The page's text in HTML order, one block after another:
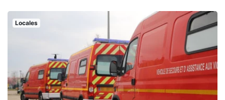
Locales